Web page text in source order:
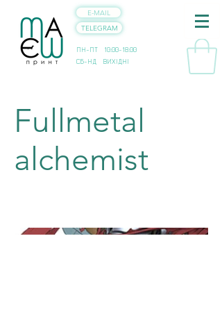
E-MAIL
TELEGRAM
ПН-ПТ 10:00-18:00
СБ-НД ВИХІДНІ
Fullmetal
alchemist